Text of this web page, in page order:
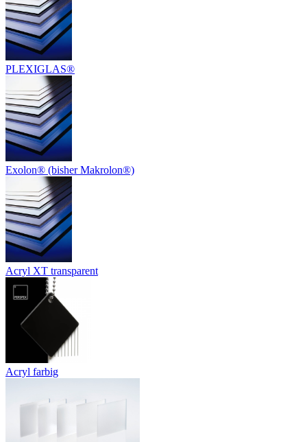
PLEXIGLAS®
Exolon® (bisher Makrolon®)
Acryl XT transparent
Acryl farbig